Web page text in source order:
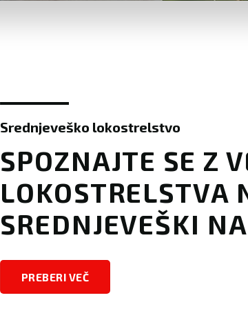
Srednjeveško lokostrelstvo
SPOZNAJTE SE Z
LOKOSTRELSTVA
SREDNJEVEŠKI
PREBERI VEČ